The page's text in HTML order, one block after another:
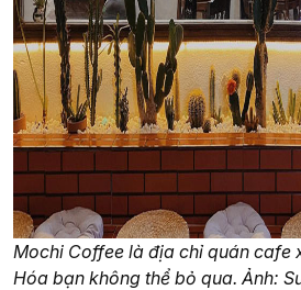
Mochi Coffee là địa chỉ quán cafe
Hóa bạn không thể bỏ qua. Ảnh: